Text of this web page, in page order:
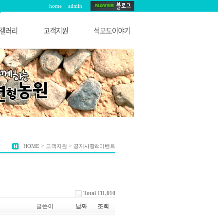
home : admin
HOME > 고객지원 > 공지사항&이벤트
Total 111,010
글쓴이 날짜 조회